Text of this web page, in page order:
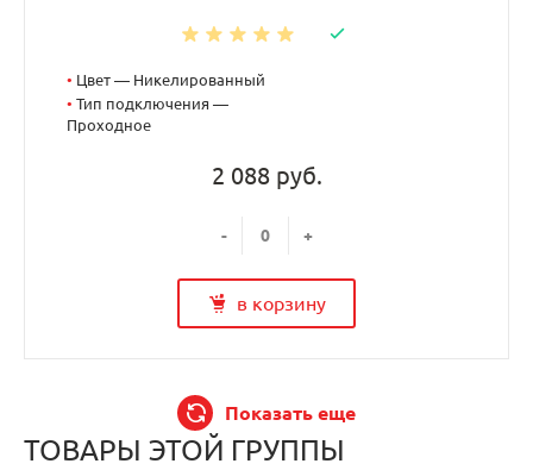
• Цвет — Никелированный
• Тип подключения —
Проходное
2 088 руб.
- +
в корзину
Показать еще
ТОВАРЫ ЭТОЙ ГРУППЫ